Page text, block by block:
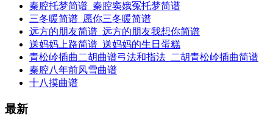
秦腔托梦简谱_秦腔窦娥冤托梦简谱
三冬暖简谱_愿你三冬暖简谱
远方的朋友简谱_远方的朋友我想你简谱
送妈妈上路简谱_送妈妈的生日蛋糕
青松岭插曲二胡曲谱弓法和指法_二胡青松岭插曲简谱
秦腔八年前风雪曲谱
十八摸曲谱
最新